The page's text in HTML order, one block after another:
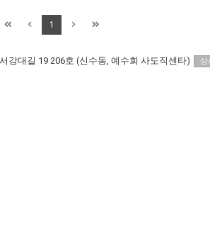
1
강대길 19 206호 (신수동, 예수회 사도직센타) 상